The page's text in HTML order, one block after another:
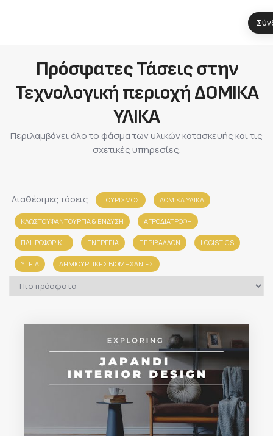
Πρόσφατες Τάσεις στην
Τεχνολογική περιοχή ΔΟΜΙΚΑ
ΥΛΙΚΑ
Περιλαμβάνει όλο το φάσμα των υλικών κατασκευής και τις
σχετικές υπηρεσίες.
Διαθέσιμες τάσεις ΤΟΥΡΙΣΜΟΣ ΔΟΜΙΚΑ ΥΛΙΚΑ
ΚΛΩΣΤΟΫΦΑΝΤΟΥΡΓΙΑ & ΈΝΔΥΣΗ ΑΓΡΟΔΙΑΤΡΟΦΗ
ΠΛΗΡΟΦΟΡΙΚΗ ΕΝΕΡΓΕΙΑ ΠΕΡΙΒΑΛΛΟΝ LOGISTICS
ΥΓΕΙΑ ΔΗΜΙΟΥΡΓΙΚΕΣ ΒΙΟΜΗΧΑΝΙΕΣ